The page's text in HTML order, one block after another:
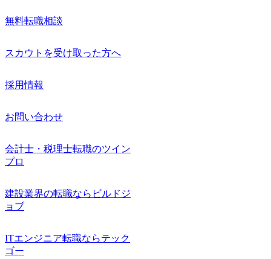
無料転職相談
スカウトを受け取った方へ
採用情報
お問い合わせ
会計士・税理士転職のツイン
プロ
建設業界の転職ならビルドジ
ョブ
ITエンジニア転職ならテック
ゴー